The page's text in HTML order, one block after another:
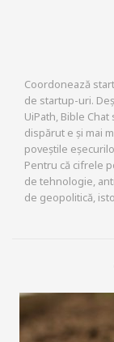
Coordonează
de startup-uri.
UiPath, Bible
dispărut e și mai
poveștile
Pentru că cifrele
de tehnologie,
de geopolitică,